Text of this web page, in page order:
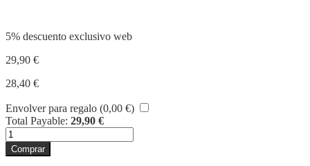
5% descuento exclusivo web
29,90 €
28,40 €
Envolver para regalo (0,00 €)
Total Payable: 29,90 €
BREAKDOWNS
cantidad
Comprar